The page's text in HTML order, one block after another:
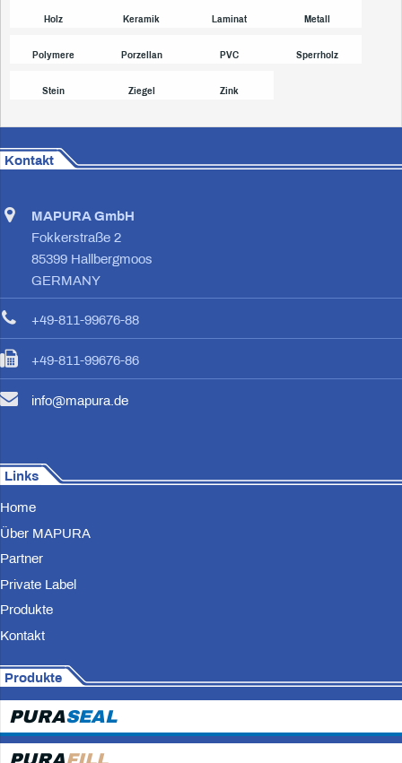
Holz Keramik Laminat Metall
Polymere Porzellan PVC Sperrholz
Stein Ziegel Zink
Kontakt
MAPURA GmbH
Fokkerstraße 2
85399 Hallbergmoos
GERMANY
+49-811-99676-88
+49-811-99676-86
info@mapura.de
Links
Home
Über MAPURA
Partner
Private Label
Produkte
Kontakt
Produkte
PURASEAL